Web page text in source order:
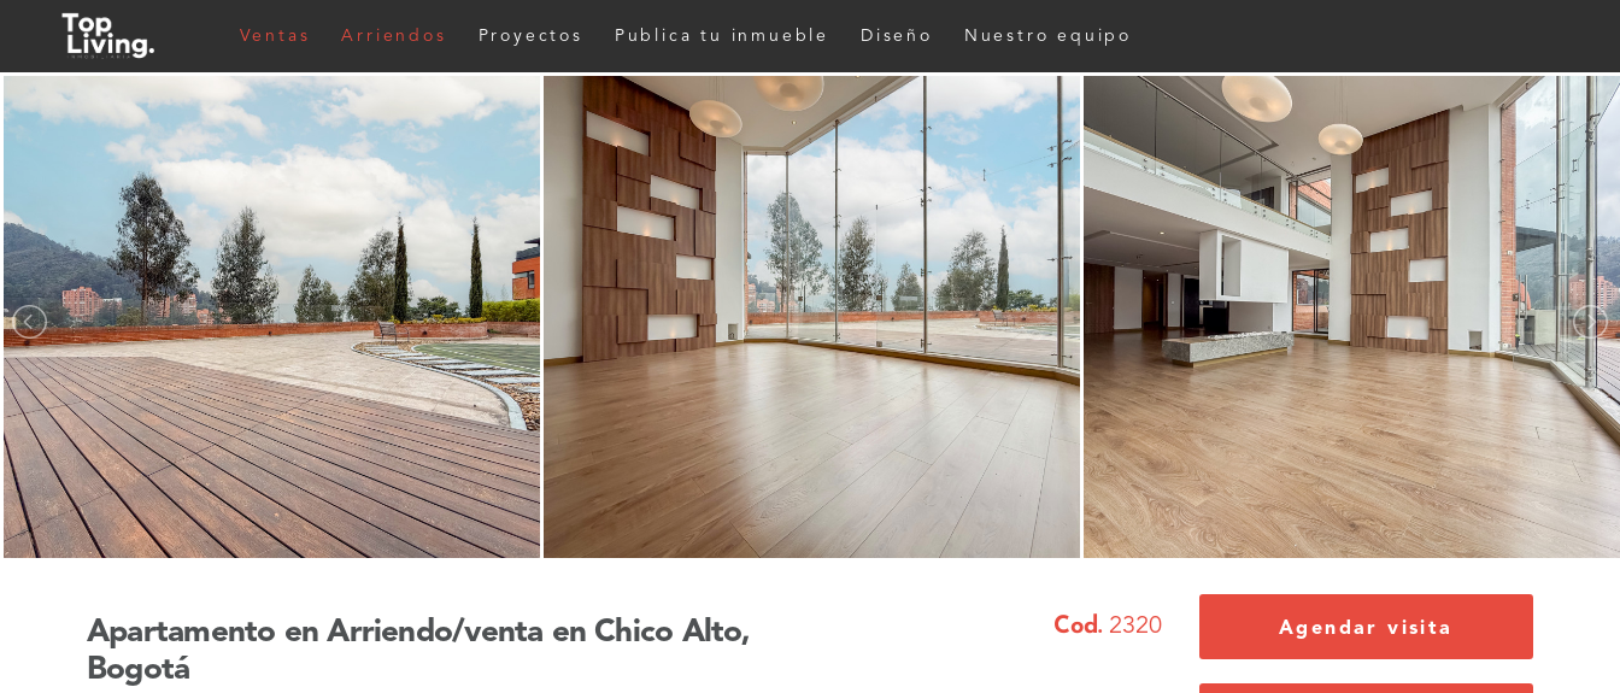
Ventas Arriendos Proyectos Publica tu inmueble Diseño Nuestro equipo
Apartamento en Arriendo/venta en Chico Alto,
Bogotá
Cod. 2320 Agendar visita
Teléfono
Mensaje